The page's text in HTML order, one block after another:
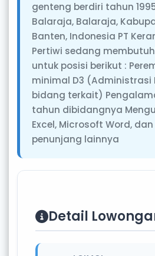
genteng berdiri tahun
Balaraja, Balaraja,
Banten, Indonesia PT
Pertiwi sedang
untuk posisi berikut :
minimal D3 (Administrasi
bidang terkait)
tahun dibidangnya
Excel, Microsoft Word,
penunjang lainnya
Detail